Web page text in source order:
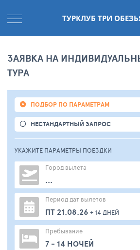
ТУРКЛУБ ТРИ
ЗАЯВКА НА
ТУРА
ПОДБОР ПО ПАРАМЕТРАМ
НЕСТАНДАРТНЫЙ ЗАПРОС
УКАЖИТЕ ПАРАМЕТРЫ ПОЕЗДКИ
Город вылета
...
Период дат вылетов
ПТ 21.08.26 + 14 ДНЕЙ
Пребывание
7 - 14 НОЧЕЙ